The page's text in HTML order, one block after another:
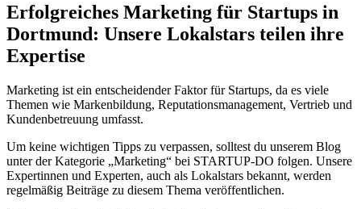
Erfolgreiches Marketing für Startups in
Dortmund: Unsere Lokalstars teilen ihre
Expertise
Marketing ist ein entscheidender Faktor für Startups, da es viele
Themen wie Markenbildung, Reputationsmanagement, Vertrieb und
Kundenbetreuung umfasst.
Um keine wichtigen Tipps zu verpassen, solltest du unserem Blog
unter der Kategorie „Marketing“ bei STARTUP-DO folgen. Unsere
Expertinnen und Experten, auch als Lokalstars bekannt, werden
regelmäßig Beiträge zu diesem Thema veröffentlichen.